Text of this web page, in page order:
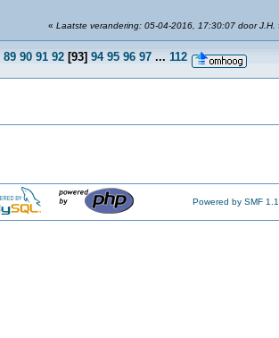
« Laatste verandering: 05-04-2016, 17:30:07 door J.H.
89 90 91 92[93] 94 95 96 97 ... 112
Powered by SMF